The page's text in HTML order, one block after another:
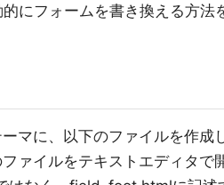
にフォームを書き換える方法
マに、以下のファイルを作
ァイルをテキストエディタで